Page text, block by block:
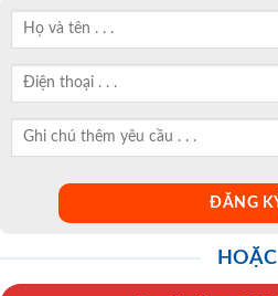
HOẶC